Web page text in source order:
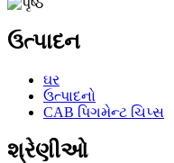
ઉત્પાદન
ઘર
ઉત્પાદનો
CAB પિગમેન્ટ ચિપ્સ
શ્રેણીઓ